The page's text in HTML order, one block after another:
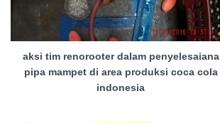
aksi tim renorooter dalam penyelesaiana
pipa mampet di area produksi coca cola
indonesia